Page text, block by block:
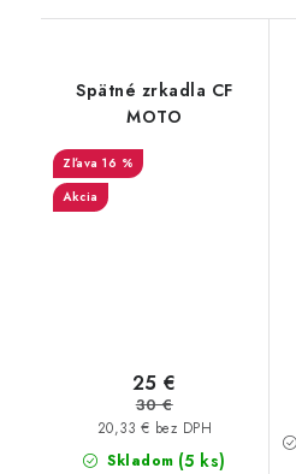
Spätné zrkadla CF
MOTO
16 %
Akcia
Skladom (5 ks)
20,33 € bez DPH
25 €
30 €